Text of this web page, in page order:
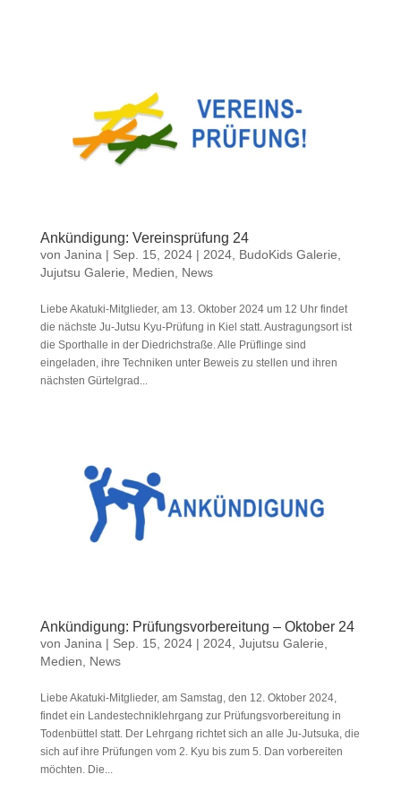
Ankündigung: Vereinsprüfung 24
von Janina| Sep. 15, 2024| 2024, BudoKids Galerie,
Jujutsu Galerie, Medien, News
Liebe Akatuki-Mitglieder, am 13. Oktober 2024 um 12 Uhr findet
die nächste Ju-Jutsu Kyu-Prüfung in Kiel statt. Austragungsort ist
die Sporthalle in der Diedrichstraße. Alle Prüflinge sind
eingeladen, ihre Techniken unter Beweis zu stellen und ihren
nächsten Gürtelgrad...
Ankündigung: Prüfungsvorbereitung – Oktober 24
von Janina | Sep. 15, 2024| 2024, Jujutsu Galerie
Medien
News
Liebe Akatuki-Mitglieder, am Samstag, den 12. Oktober 2024,
findet ein Landestechniklehrgang zur Prüfungsvorbereitung in
Todenbüttel statt. Der Lehrgang richtet sich an alle Ju-Jutsuka, die
sich auf ihre Prüfungen vom 2. Kyu bis zum 5. Dan vorbereiten
möchten. Die...